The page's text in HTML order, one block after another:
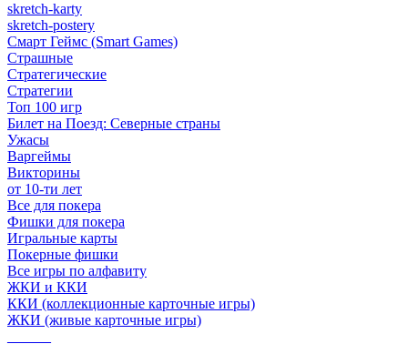
skretch-karty
skretch-postery
Смарт Геймс (Smart Games)
Страшные
Стратегические
Стратегии
Топ 100 игр
Билет на Поезд: Северные страны
Ужасы
Варгеймы
Викторины
от 10-ти лет
Все для покера
Фишки для покера
Игральные карты
Покерные фишки
Все игры по алфавиту
ЖКИ и ККИ
ККИ (коллекционные карточные игры)
ЖКИ (живые карточные игры)